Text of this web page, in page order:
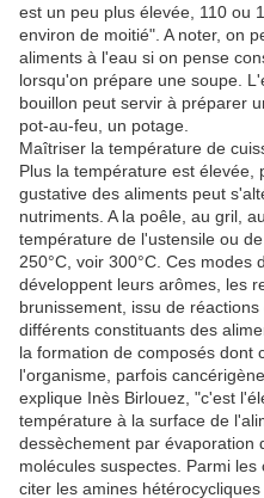
est un peu plus élevée, 110 ou
environ de moitié". A noter, on
aliments à l'eau si on pense
lorsqu'on prépare une soupe.
bouillon peut servir à préparer
pot-au-feu, un potage.
Maîtriser la température de
Plus la température est élevée,
gustative des aliments peut
nutriments. A la poêle, au gril,
température de l'ustensile ou
250°C, voir 300°C. Ces modes
développent leurs arômes, les
brunissement, issu de
différents constituants des
la formation de composés dont
l'organisme, parfois
explique Inès Birlouez, "c'est
température à la surface de
dessèchement par évaporation
molécules suspectes. Parmi
citer les amines